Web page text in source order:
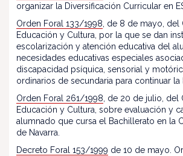
organizar la Diversificación Curricular en
Orden Foral 133/1998 , de 8 de mayo,
Educación y Cultura, por la que se dan
escolarización y atención educativa del
necesidades educativas especiales
discapacidad psíquica, sensorial y
ordinarios de secundaria para continuar la
Orden Foral 261/1998 , de 20 de julio,
Educación y Cultura, sobre evaluación y
alumnado que cursa el Bachillerato en la
de Navarra.
Decreto Foral 153/1999 de 10 de mayo.